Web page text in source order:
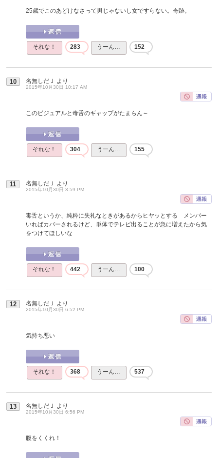
25歳でこのあどけなさって男じゃないし女ですらない。奇跡。
それな！ 283 うーん… 152
10 名無しだＪ より
2015年10月30日 10:17 AM
このビジュアルと毒舌のギャップがたまらん～
それな！ 304 うーん… 155
11 名無しだＪ より
2015年10月30日 3:59 PM
毒舌というか、純粋に失礼なときがあるからヒヤッとする メンバー
いればカバーされるけど、単体でテレビ出ることが急に増えたから気
をつけてほしいな
それな！ 442 うーん… 100
12 名無しだＪ より
2015年10月30日 6:52 PM
気持ち悪い
それな！ 368 うーん… 537
13 名無しだＪ より
2015年10月30日 6:56 PM
腹をくくれ！